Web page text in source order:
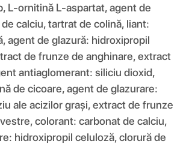
L-ornitină L-aspartat, agent de
calciu, tartrat de colină, liant:
agent de glazură: hidroxipropil
de frunze de anghinare, extract
antiaglomerant: siliciu dioxid,
de cicoare, agent de glazurare:
ale acizilor grași, extract de frunze
colorant: carbonat de calciu,
hidroxipropil celuloză, clorură de